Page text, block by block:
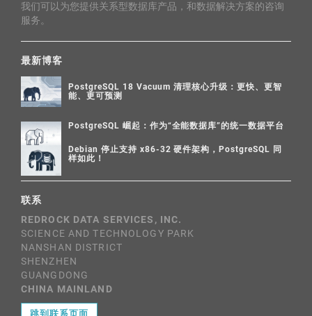
我们可以为您提供关系型数据库产品，和数据解决方案的咨询
服务。
最新博客
PostgreSQL 18 Vacuum 清理核心升级：更快、更智
能、更可预测
PostgreSQL 崛起：作为“全能数据库”的统一数据平台
Debian 停止支持 x86-32 硬件架构，PostgreSQL 同
样如此！
联系
REDROCK DATA SERVICES, INC.
SCIENCE AND TECHNOLOGY PARK
NANSHAN DISTRICT
SHENZHEN
GUANGDONG
CHINA MAINLAND
跳到联系页面